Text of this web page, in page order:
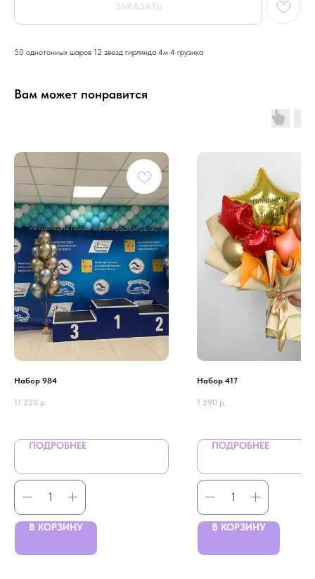
ЗАКАЗАТЬ
50 однотонных шаров 12 звезд гирлянда 4м 4 грузика
Вам может понравится
Набор 984
11 220 р.
ПОДРОБНЕЕ
В КОРЗИНУ
Набор 417
1 290 р.
ПОДРОБНЕЕ
В КОРЗИНУ